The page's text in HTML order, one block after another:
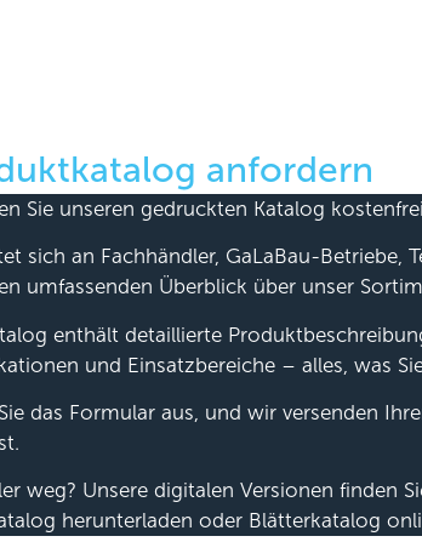
anfordern
Sie unseren gedruckten Katalog
sich an Fachhändler, GaLaBau-Betriebe,
umfassenden Überblick über unser
enthält detaillierte
und Einsatzbereiche – alles, was
das Formular aus, und wir versenden
weg? Unsere digitalen Versionen finden
herunterladen oder Blätterkatalog